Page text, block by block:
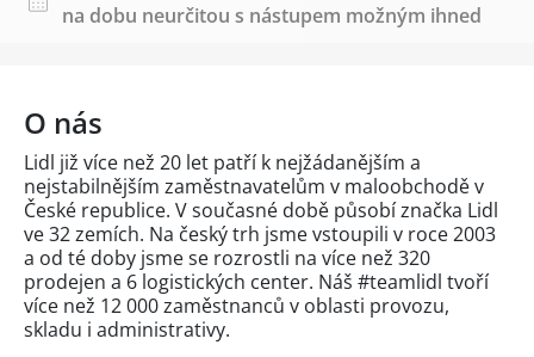
na dobu neurčitou s nástupem možným ihned
O nás
Lidl již více než 20 let patří k nejžádanějším a
nejstabilnějším zaměstnavatelům v maloobchodě v
České republice. V současné době působí značka Lidl
ve 32 zemích. Na český trh jsme vstoupili v roce 2003
a od té doby jsme se rozrostli na více než 320
prodejen a 6 logistických center. Náš #teamlidl tvoří
více než 12 000 zaměstnanců v oblasti provozu,
skladu i administrativy.